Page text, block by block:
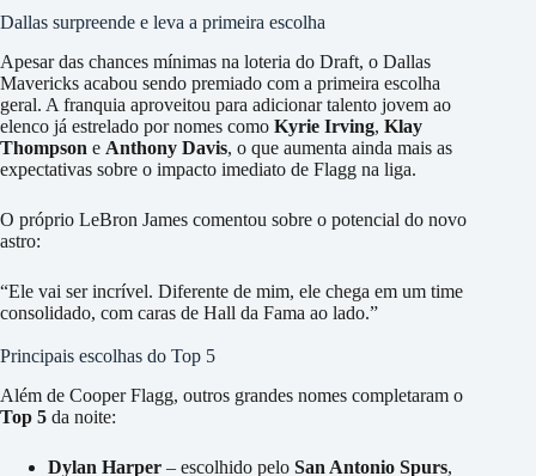
Dallas surpreende e leva a primeira escolha
Apesar das chances mínimas na loteria do Draft, o Dallas
Mavericks acabou sendo premiado com a primeira escolha
geral. A franquia aproveitou para adicionar talento jovem ao
elenco já estrelado por nomes como Kyrie Irving, Klay
Thompson e Anthony Davis, o que aumenta ainda mais as
expectativas sobre o impacto imediato de Flagg na liga.
O próprio LeBron James comentou sobre o potencial do novo
astro:
“Ele vai ser incrível. Diferente de mim, ele chega em um time
consolidado, com caras de Hall da Fama ao lado.”
Principais escolhas do Top 5
Além de Cooper Flagg, outros grandes nomes completaram o
Top 5 da noite:
Dylan Harper – escolhido pelo San Antonio Spurs,